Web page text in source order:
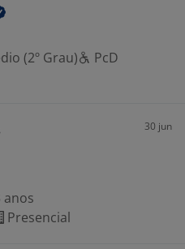
(2º Grau)
PcD
30 jun
anos
Presencial